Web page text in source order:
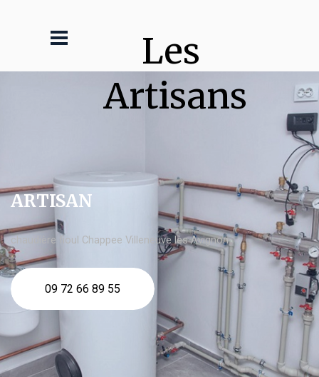
Les
Artisans
ARTISAN
chaudière fioul Chappee Villeneuve lès Avignon
09 72 66 89 55